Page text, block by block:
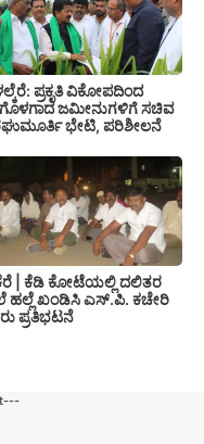
ಪ್ರಕೃತಿ ವಿಕೋಪದಿಂದ
ಜಮೀನುಗಳಿಗೆ ಸಚಿವ
ಭೇಟಿ, ಪರಿಶೀಲನೆ
| ಕೆಡಿ ಕೋಟೆಯಲ್ಲಿ ದಲಿತರ
ಹಲ್ಲೆ ಖಂಡಿಸಿ ಎಸ್.ಪಿ. ಕಚೇರಿ
ಪ್ರತಿಭಟನೆ